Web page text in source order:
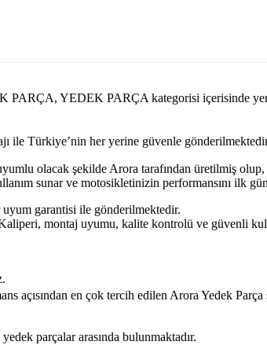
PARÇA, YEDEK PARÇA kategorisi içerisinde
ile Türkiye’nin her yerine güvenle
olacak şekilde Arora tarafından üretilmiş olup,
sunar ve motosikletinizin performansını ilk
garantisi ile gönderilmektedir.
montaj uyumu, kalite kontrolü ve güvenli
açısından en çok tercih edilen Arora Yedek Parça
parçalar arasında bulunmaktadır.